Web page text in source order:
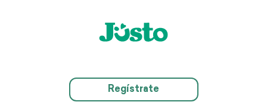
Regístrate